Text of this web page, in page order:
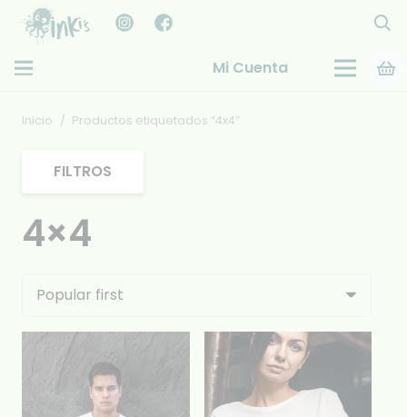
Mi Cuenta
Inicio / Productos etiquetados “4x4”
4×4
FILTROS